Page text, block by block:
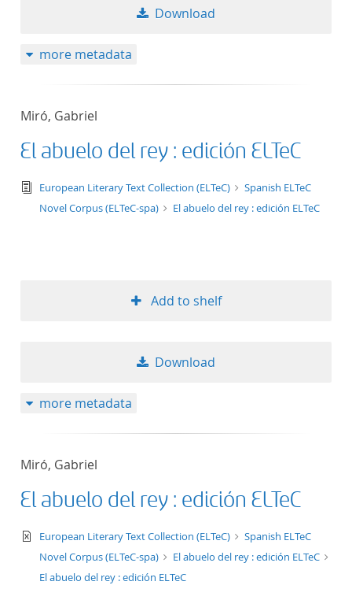
Download
more metadata
Miró, Gabriel
El abuelo del rey : edición ELTeC
text/tg.edition+tg.aggregation+xml
European Literary Text Collection (ELTeC)
Spanish ELTeC
Novel Corpus (ELTeC-spa)
El abuelo del rey : edición ELTeC
Add to shelf
Download
more metadata
Miró, Gabriel
El abuelo del rey : edición ELTeC
text/xml
European Literary Text Collection (ELTeC)
Spanish ELTeC
Novel Corpus (ELTeC-spa)
El abuelo del rey : edición ELTeC
El abuelo del rey : edición ELTeC